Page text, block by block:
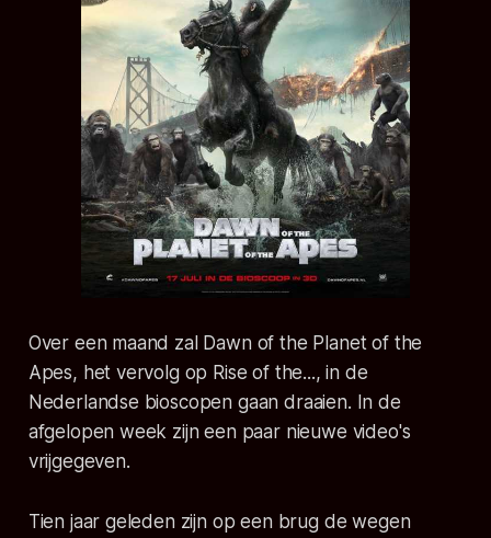
Over een maand zal Dawn of the Planet of the
Apes, het vervolg op Rise of the..., in de
Nederlandse bioscopen gaan draaien. In de
afgelopen week zijn een paar nieuwe video's
vrijgegeven.
Tien jaar geleden zijn op een brug de wegen